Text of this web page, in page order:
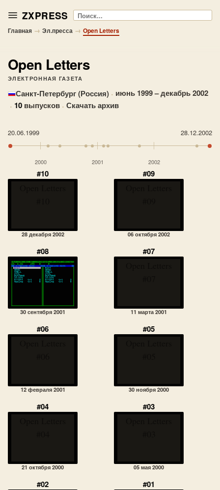
ZXPRESS Поиск
Главная → Эл.пресса → Open Letters
Open Letters
ЭЛЕКТРОННАЯ ГАЗЕТА
Санкт-Петербург (Россия) · июнь 1999 – декабрь 2002
· 10 выпусков · Скачать архив
20.06.1999 28.12.2002
2000 2001 2002
#10
28 декабря 2002
#09
06 октября 2002
#08
30 сентября 2001
#07
11 марта 2001
#06
12 февраля 2001
#05
30 ноября 2000
#04
21 октября 2000
#03
05 мая 2000
#02 #01